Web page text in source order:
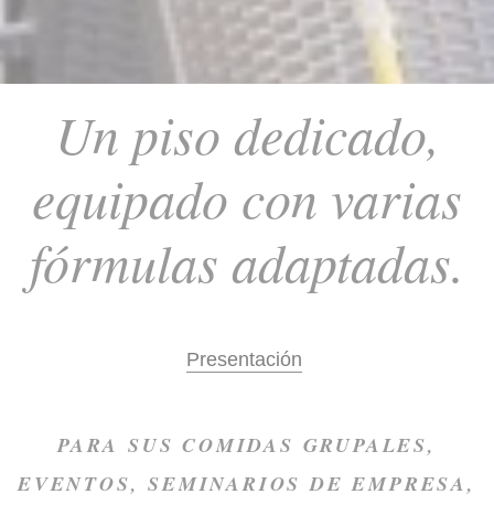
Un piso dedicado,
equipado con varias
fórmulas adaptadas.
Presentación
PARA SUS COMIDAS GRUPALES,
EVENTOS, SEMINARIOS DE EMPRESA,